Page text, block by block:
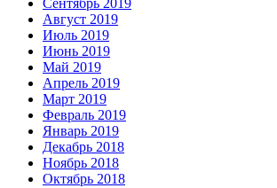
Сентябрь 2019
Август 2019
Июль 2019
Июнь 2019
Май 2019
Апрель 2019
Март 2019
Февраль 2019
Январь 2019
Декабрь 2018
Ноябрь 2018
Октябрь 2018